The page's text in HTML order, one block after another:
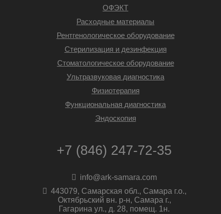
ОФЭКТ
Расходные материалы
Рентгенологическое оборудование
Стерилизация и дезинфекция
Стоматологическое оборудование
Ультразвуковая диагностика
Физиотерапия
Функциональная диагностика
Эндоскопия
+7 (846) 247-72-35
info@ark-samara.com
443079, Самарская обл., Самара г.о.,
Октябрьский вн. р-н, Самара г.,
Гагарина ул., д. 28, помещ. 1н.